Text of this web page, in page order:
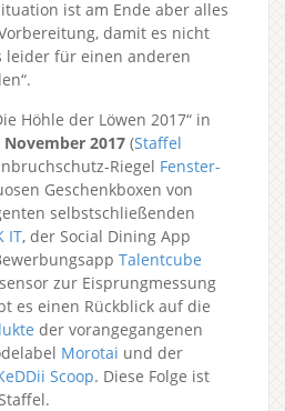
ist am Ende aber alles
damit es nicht
leider für einen anderen
Höhle der Löwen 2017“ in
2017 (Staffel
Riegel Fenster-
Geschenkboxen von
selbstschließenden
IT, der Social Dining App
Talentcube
zur Eisprungmessung
es einen Rückblick auf die
der vorangegangenen
Morotai und der
Scoop. Diese Folge ist